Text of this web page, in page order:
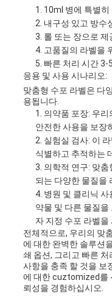
10ml 병에 특별히
내구성 있고 방수
롤 또는 장으로 제
고품질의 라벨을
빠른 처리 시간 3-
응용 및 사용 시나리오:
맞춤형 수포 라벨은 다
용됩니다.
의약품 포장: 우
안전한 사용을 보장
실험실 검사: 이
식별하고 추적하는
의학적 연구: 맞
되는 다양한 물질을
병원 및 클리닉
약물 및 다른 물질
자 지정 수포 라벨을
전체적으로, 우리의 맞
에 대한 완벽한 솔루션
쇄 옵션, 그리고 빠른
사항을 충족 할 것을 보
에 대한 cuztomized를
뢰성을 경험하십시오.